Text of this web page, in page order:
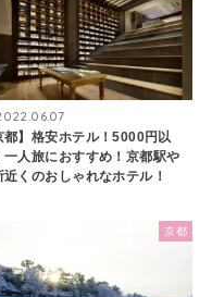
都】格安ホテル！5000円以
一人旅におすすめ！京都駅や
近くのおしゃれなホテル！
京都